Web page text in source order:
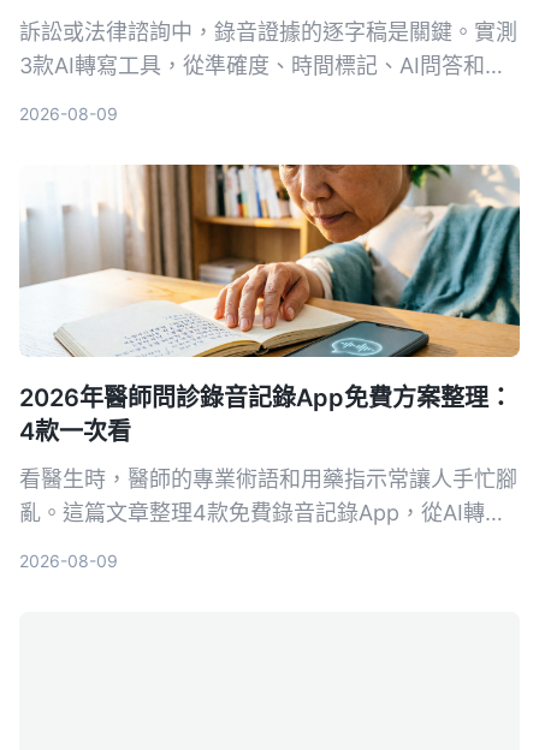
訴訟或法律諮詢中，錄音證據的逐字稿是關鍵。實測
3款AI轉寫工具，從準確度、時間標記、AI問答和法
2026-08-09
2026年醫師問診錄音記錄App免費方案整理：
4款一次看
看醫生時，醫師的專業術語和用藥指示常讓人手忙腳
亂。這篇文章整理4款免費錄音記錄App，從AI轉文
2026-08-09